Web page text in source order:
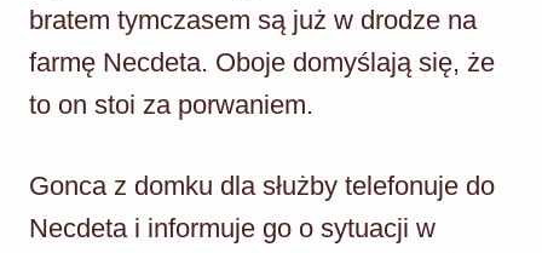
bratem tymczasem są już w drodze na
farmę Necdeta. Oboje domyślają się, że
to on stoi za porwaniem.
Gonca z domku dla służby telefonuje do
Necdeta i informuje go o sytuacji w